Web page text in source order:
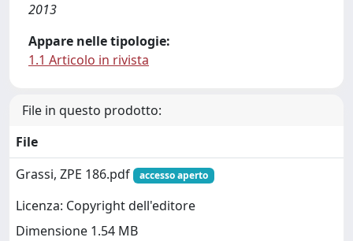
2013
Appare nelle tipologie:
1.1 Articolo in rivista
File in questo prodotto:
File
Grassi, ZPE 186.pdf
accesso aperto
Licenza: Copyright dell'editore
Dimensione 1.54 MB